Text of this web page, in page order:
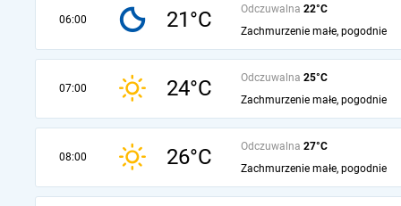
06:00 21°C Odczuwalna 22°C
Zachmurzenie małe, pogodnie
07:00 24°C Odczuwalna 25°C
Zachmurzenie małe, pogodnie
08:00 26°C Odczuwalna 27°C
Zachmurzenie małe, pogodnie